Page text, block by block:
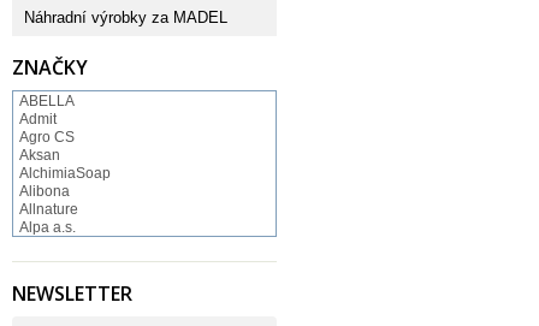
Náhradní výrobky za MADEL
ZNAČKY
ABELLA
Admit
Agro CS
Aksan
AlchimiaSoap
Alibona
Allnature
Alpa a.s.
Alufix
Astonish
NEWSLETTER